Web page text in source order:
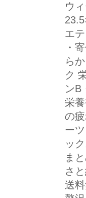
ウ
エ
・
ら
ク
ンB
栄
の
ー
ッ
ま
さ
送